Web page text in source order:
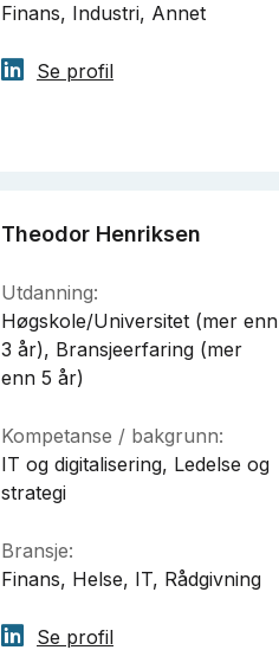
Finans, Industri, Annet
Se profil
Theodor Henriksen
Utdanning:
Høgskole/Universitet (mer enn
3 år), Bransjeerfaring (mer
enn 5 år)
Kompetanse / bakgrunn:
IT og digitalisering, Ledelse og
strategi
Bransje:
Finans, Helse, IT, Rådgivning
Se profil